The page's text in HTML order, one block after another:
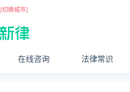
[切换城市]
在线咨询 法律常识